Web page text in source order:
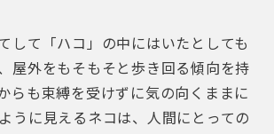
して「ハコ」の中にはいたとしても
屋外をもそもそと歩き回る傾向を持
らも束縛を受けずに気の向くままに
うに見えるネコは、人間にとっての